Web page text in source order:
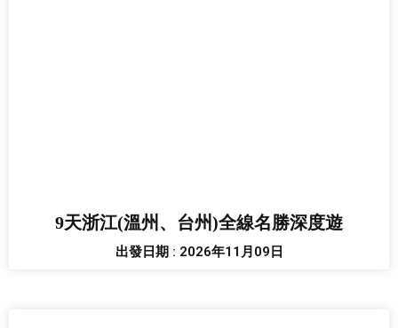
9天浙江(溫州、台州)全線名勝深度遊
出發日期 : 2026年11月09日